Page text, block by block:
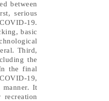
between
serious
19.
basic
Third,
the
the final
19,
manner. It